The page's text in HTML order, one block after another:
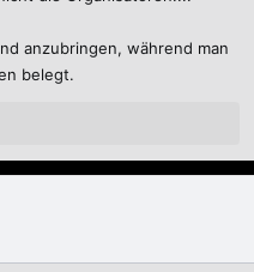
anzubringen, während man
belegt.